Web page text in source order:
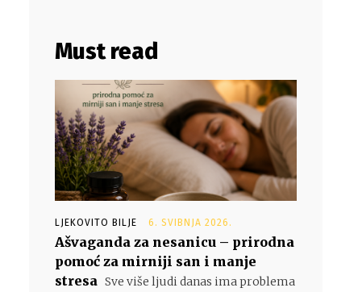
Must read
LJEKOVITO BILJE 6. SVIBNJA 2026.
Ašvaganda za nesanicu – prirodna
pomoć za mirniji san i manje
stresa Sve više ljudi danas ima problema